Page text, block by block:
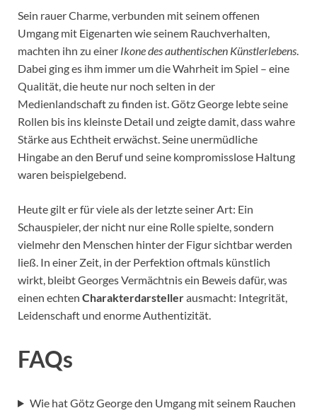
Sein rauer Charme, verbunden mit seinem offenen
Umgang mit Eigenarten wie seinem Rauchverhalten,
machten ihn zu einer Ikone des authentischen Künstlerlebens.
Dabei ging es ihm immer um die Wahrheit im Spiel – eine
Qualität, die heute nur noch selten in der
Medienlandschaft zu finden ist. Götz George lebte seine
Rollen bis ins kleinste Detail und zeigte damit, dass wahre
Stärke aus Echtheit erwächst. Seine unermüdliche
Hingabe an den Beruf und seine kompromisslose Haltung
waren beispielgebend.
Heute gilt er für viele als der letzte seiner Art: Ein
Schauspieler, der nicht nur eine Rolle spielte, sondern
vielmehr den Menschen hinter der Figur sichtbar werden
ließ. In einer Zeit, in der Perfektion oftmals künstlich
wirkt, bleibt Georges Vermächtnis ein Beweis dafür, was
einen echten Charakterdarstellerausmacht: Integrität,
Leidenschaft und enorme Authentizität.
FAQs
Wie hat Götz George den Umgang mit seinem Rauchen